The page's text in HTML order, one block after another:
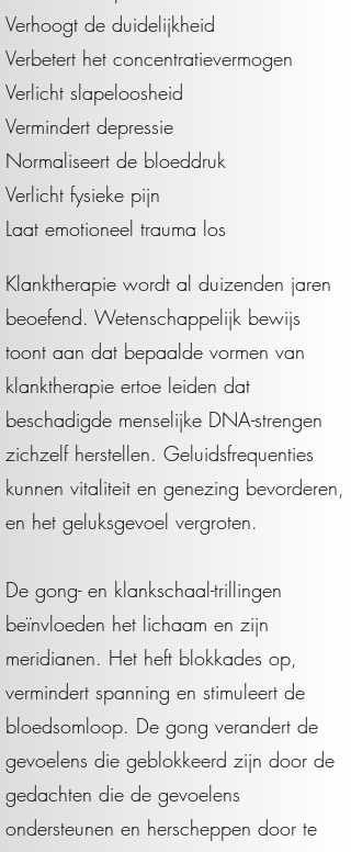
Verhoogt de duidelijkheid
Verbetert het concentratievermogen
Verlicht slapeloosheid
Vermindert depressie
Normaliseert de bloeddruk
Verlicht fysieke pijn
Laat emotioneel trauma los
​Klanktherapie wordt al duizenden jaren
beoefend. Wetenschappelijk bewijs
toont aan dat bepaalde vormen van
klanktherapie ertoe leiden dat
beschadigde menselijke DNA-strengen
zichzelf herstellen. Geluidsfrequenties
kunnen vitaliteit en genezing bevorderen,
en het geluksgevoel vergroten.
De gong- en klankschaal-trillingen
beïnvloeden het lichaam en zijn
meridianen. Het heft blokkades op,
vermindert spanning en stimuleert de
bloedsomloop. De gong verandert de
gevoelens die geblokkeerd zijn door de
gedachten die de gevoelens
ondersteunen en herscheppen door te